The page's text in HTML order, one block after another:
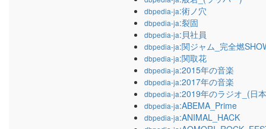
dbpedia-ja:術ノ穴
dbpedia-ja:裂固
dbpedia-ja:貝社員
dbpedia-ja:関ジャム_完全燃
dbpedia-ja:関取花
dbpedia-ja:2015年の音楽
dbpedia-ja:2017年の音楽
dbpedia-ja:2019年のラジオ_(日
dbpedia-ja:ABEMA_Prime
dbpedia-ja:ANIMAL_HACK